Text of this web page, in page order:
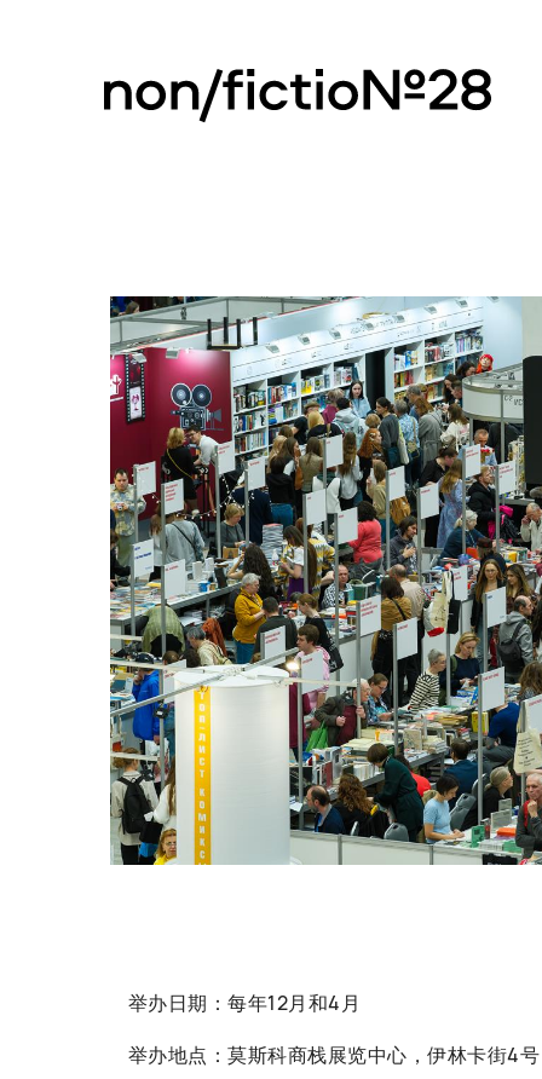
举办日期：每年12月和4月
举办地点：莫斯科商栈展览中心，伊林卡街4号